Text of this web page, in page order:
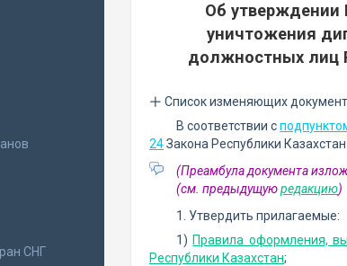
СНГ
Об утверждении
уничтожения
должностных лиц
Список изменяющих
В соответствии с
24Закона Республики
(Преамбула документа
(см. предыдущуюредакцию)
1. Утвердить прилагаемые:
1) Правила оформления,
Республики Казахстан;